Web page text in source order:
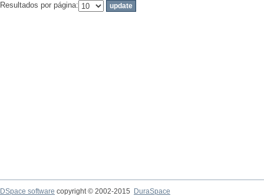
Resultados por página:
DSpace software copyright © 2002-2015
DuraSpace